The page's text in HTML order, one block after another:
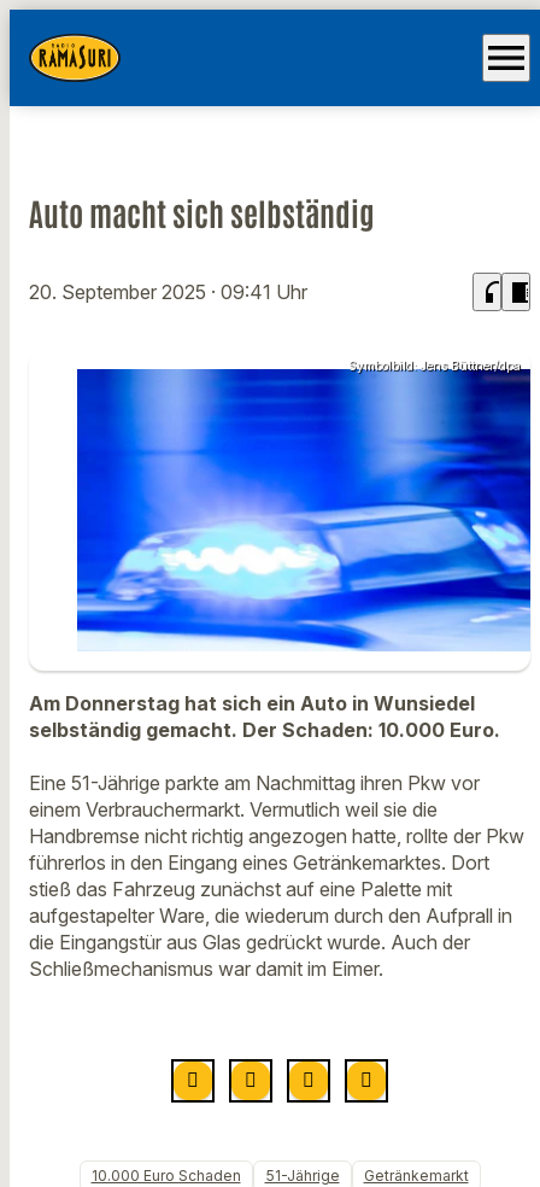
menu
Auto macht sich selbständig
20. September 2025 · 09:41 Uhr headphones chrome_reader_mode
Symbolbild: Jens Büttner/dpa
Am Donnerstag hat sich ein Auto in Wunsiedel
selbständig gemacht. Der Schaden: 10.000 Euro.
Eine 51-Jährige parkte am Nachmittag ihren Pkw vor
einem Verbrauchermarkt. Vermutlich weil sie die
Handbremse nicht richtig angezogen hatte, rollte der Pkw
führerlos in den Eingang eines Getränkemarktes. Dort
stieß das Fahrzeug zunächst auf eine Palette mit
aufgestapelter Ware, die wiederum durch den Aufprall in
die Eingangstür aus Glas gedrückt wurde. Auch der
Schließmechanismus war damit im Eimer.
10.000 Euro Schaden 51-Jährige
Getränkemarkt